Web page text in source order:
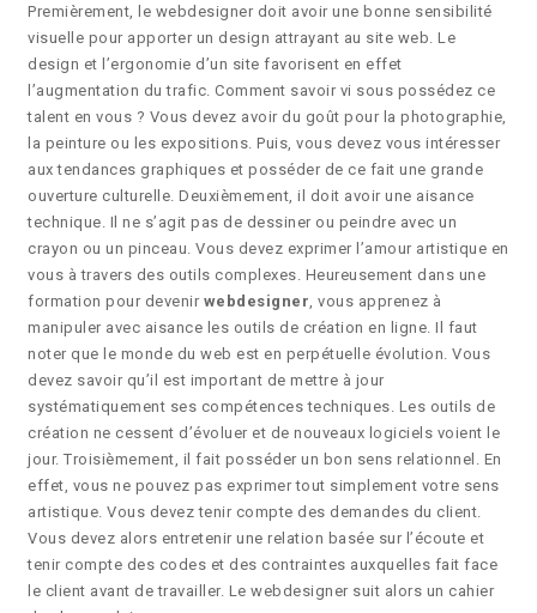
Premièrement, le webdesigner doit avoir une bonne sensibilité
visuelle pour apporter un design attrayant au site web. Le
design et l’ergonomie d’un site favorisent en effet
l’augmentation du trafic. Comment savoir vi sous possédez ce
talent en vous ? Vous devez avoir du goût pour la photographie,
la peinture ou les expositions. Puis, vous devez vous intéresser
aux tendances graphiques et posséder de ce fait une grande
ouverture culturelle. Deuxièmement, il doit avoir une aisance
technique. Il ne s’agit pas de dessiner ou peindre avec un
crayon ou un pinceau. Vous devez exprimer l’amour artistique en
vous à travers des outils complexes. Heureusement dans une
formation pour devenir webdesigner , vous apprenez à
manipuler avec aisance les outils de création en ligne. Il faut
noter que le monde du web est en perpétuelle évolution. Vous
devez savoir qu’il est important de mettre à jour
systématiquement ses compétences techniques. Les outils de
création ne cessent d’évoluer et de nouveaux logiciels voient le
jour. Troisièmement, il fait posséder un bon sens relationnel. En
effet, vous ne pouvez pas exprimer tout simplement votre sens
artistique. Vous devez tenir compte des demandes du client.
Vous devez alors entretenir une relation basée sur l’écoute et
tenir compte des codes et des contraintes auxquelles fait face
le client avant de travailler. Le webdesigner suit alors un cahier